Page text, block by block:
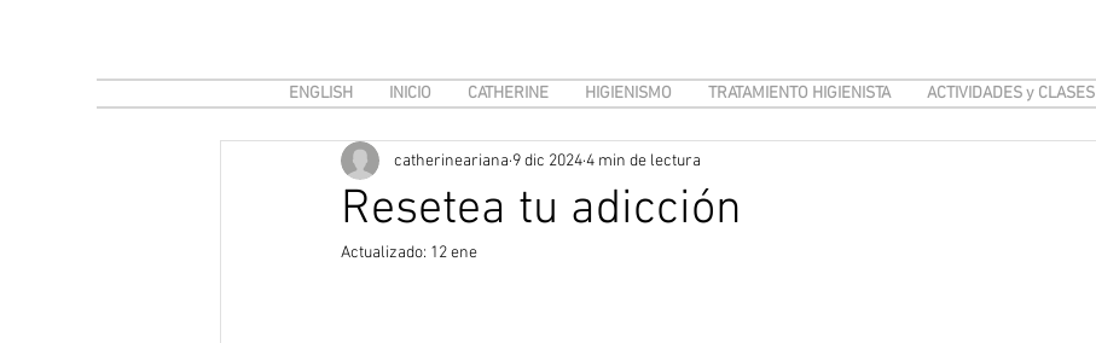
ENGLISH INICIO CATHERINE HIGIENISMO TRATAMIENTO HIGIENISTA ACTIVIDADES y CLASES
Resetea tu adicción
catherineariana 9 dic 20244 min de lectura
Actualizado: 12 ene